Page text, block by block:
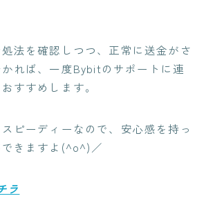
法を確認しつつ、正常に送金がさ
れば、一度Bybitのサポートに連
すすめします。
ピーディーなので、安心感を持っ
きますよ(^o^)／
ラ